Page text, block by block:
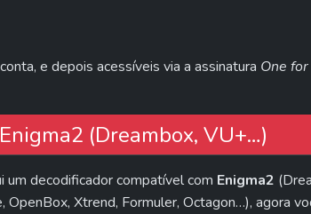
e depois acessíveis via a assinatura One
(Dreambox, VU+…)
um decodificador compatível com Enigma2
OpenBox, Xtrend, Formuler, Octagon…), agora